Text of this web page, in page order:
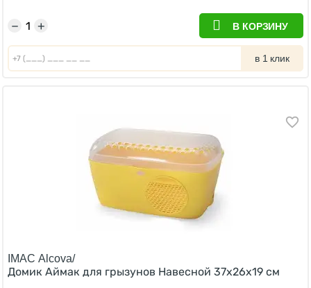
+
− В КОРЗИНУ
в 1 клик
IMAC Alcova/
Домик Аймак для грызунов Навесной 37х26х19 см